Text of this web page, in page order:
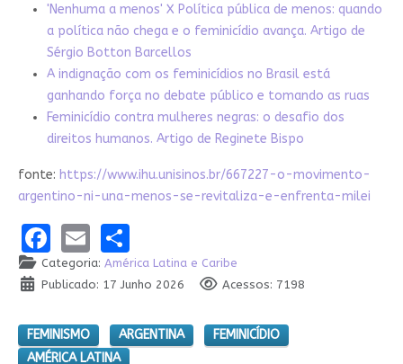
'Nenhuma a menos' X Política pública de menos: quando
a política não chega e o feminicídio avança. Artigo de
Sérgio Botton Barcellos
A indignação com os feminicídios no Brasil está
ganhando força no debate público e tomando as ruas
Feminicídio contra mulheres negras: o desafio dos
direitos humanos. Artigo de Reginete Bispo
fonte: https://www.ihu.unisinos.br/667227-o-movimento-
argentino-ni-una-menos-se-revitaliza-e-enfrenta-milei
Facebook
EmailShare
Categoria: América Latina e Caribe
Publicado: 17 Junho 2026
Acessos: 7198
FEMINISMO ARGENTINA
FEMINICÍDIO
AMÉRICA LATINA